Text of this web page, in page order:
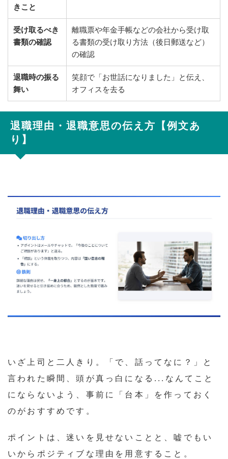
きこと
受け取るべき
書類の確認
離職票や年金手帳などの会社から受け取
る書類の受け取り方法（後日郵送など）
の確認
退職時の振る
舞い
笑顔で「お世話になりました」と伝え、
オフィスを去る
退職理由・退職意思の伝え方【例文あ
り】
いざ上司と二人きり。「で、話ってなに？」と
言われた瞬間、頭が真っ白になる...なんてこと
にならないよう、事前に「台本」を作っておく
のがおすすめです。
ポイントは、迷いを見せないことと、嘘でもい
いからポジティブな理由を用意すること。